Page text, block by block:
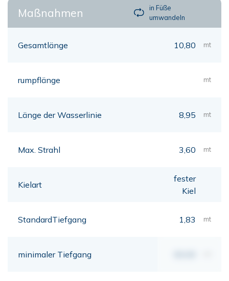
Maßnahmen
in Füße
umwandeln
Gesamtlänge 10,80 mt
rumpflänge mt
Länge der Wasserlinie 8,95 mt
Max. Strahl 3,60 mt
Kielart
fester
Kiel
StandardTiefgang 1,83 mt
minimaler Tiefgang